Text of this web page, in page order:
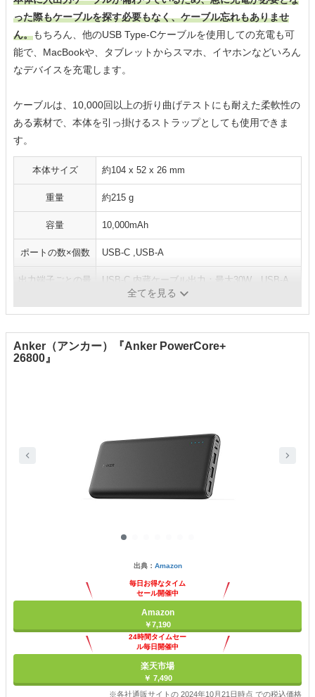
った際もケーブルを探す必要もなく、ケーブル忘れもありませ
ん。もちろん、他のUSB Type-Cケーブルを使用しての充電も可
能で、MacBookや、タブレットからスマホ、イヤホンなどいろん
なデバイスを充電します。
ケーブルは、10,000回以上の折り曲げテストにも耐えた柔軟性の
ある素材で、本体を引っ掛けるストラップとしても使用できま
す。
本体サイズ 約104 x 52 x 26 mm
重量 約215 g
容量 10,000mAh
ポートの数×個数 USB-C ,USB-A
出力端子ごとの最
USB-C 内蔵ケーブル出力：最大30W、USB-A
：最大22.5W
全てを見る
Anker（アンカー）『Anker PowerCore+
26800』
出典： Amazon
毎日お得なタイム
セール開催中
Amazon
￥7,190
24時間タイムセー
ル毎日開催中
楽天市場
￥ 7,490
※各社通販サイトの 2024年10月21日時点 での税込価格